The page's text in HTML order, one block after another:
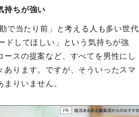
持ちが強い
で当たり前」と考える人も多い世代
ドしてほしい」という気持ちが強
スの提案など、すべてを男性にし
ります。ですが、そういったスマ
りいません。